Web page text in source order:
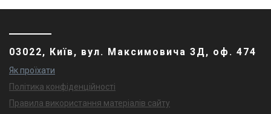
03022, Київ, вул. Максимовича 3Д, оф. 474
Як проїхати
Політика конфіденційності
Правила використання матеріалів сайту